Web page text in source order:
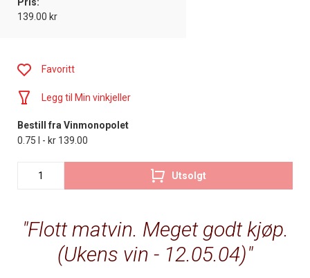
139.00 kr
Flott matvin. Meget godt kjøp.
(Ukens vin - 12.05.04)
Favoritt
Legg til Min vinkjeller
Bestill fra Vinmonopolet
0.75 l - kr 139.00
Utsolgt